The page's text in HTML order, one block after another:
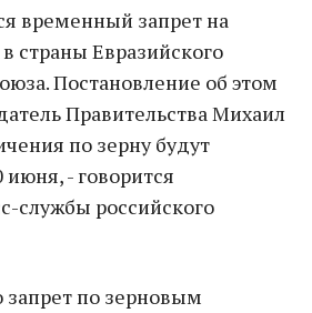
временный запрет на
страны Евразийского
Постановление об этом
Правительства Михаил
по зерну будут
июня, - говорится
службы российского
запрет по зерновым